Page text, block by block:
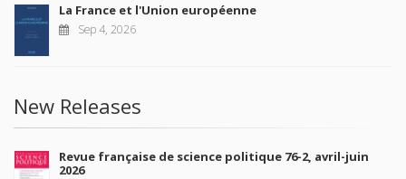
La France et l'Union européenne
Sep 4, 2026
New Releases
Revue française de science politique 76-2, avril-juin
2026